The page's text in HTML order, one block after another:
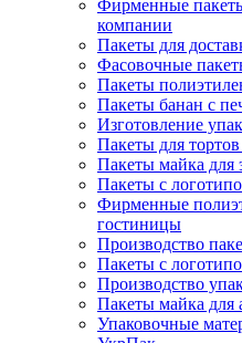
Фирменные
компании
Пакеты для
Фасовочные
Пакеты
Пакеты банан с
Изготовление
Пакеты для тортов
Пакеты майка для
Пакеты с
Фирменные
гостиницы
Производство
Пакеты с
Производство
Пакеты майка для
Упаковочные